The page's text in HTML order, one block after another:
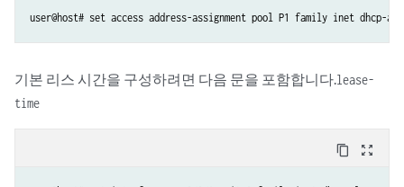
기본 리스 시간을 구성하려면 다음 문을 포함합니다.lease-
time
content_copy zoom_out_map